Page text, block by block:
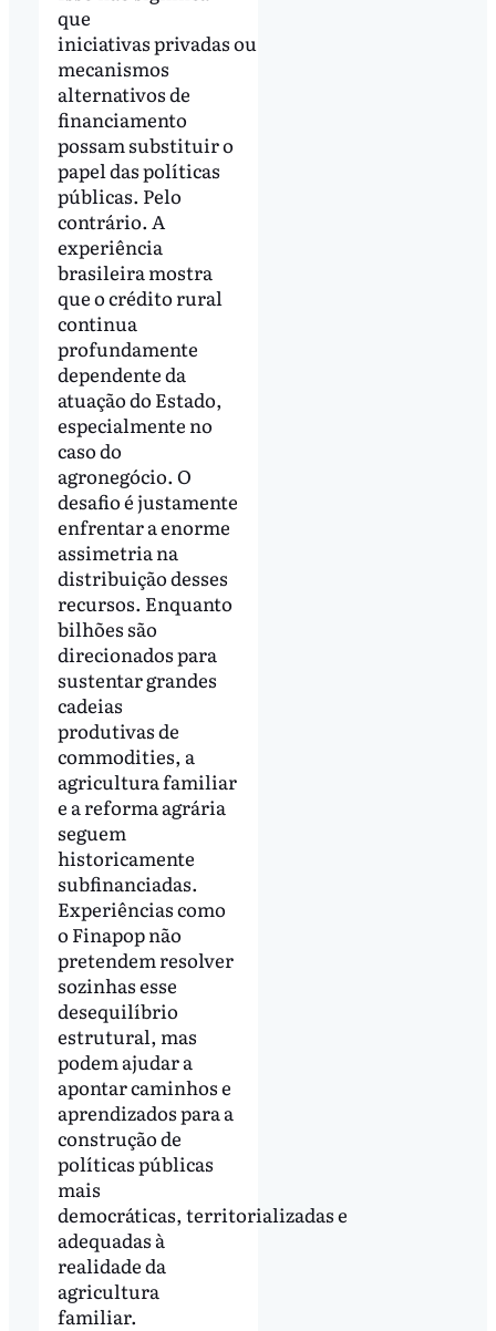
que
iniciativas privadas ou
mecanismos
alternativos de
financiamento
possam substituir o
papel das políticas
públicas. Pelo
contrário. A
experiência
brasileira mostra
que o crédito rural
continua
profundamente
dependente da
atuação do Estado,
especialmente no
caso do
agronegócio. O
desafio é justamente
enfrentar a enorme
assimetria na
distribuição desses
recursos. Enquanto
bilhões são
direcionados para
sustentar grandes
cadeias
produtivas de
commodities, a
agricultura familiar
e a reforma agrária
seguem
historicamente
subfinanciadas.
Experiências como
o Finapop não
pretendem resolver
sozinhas esse
desequilíbrio
estrutural, mas
podem ajudar a
apontar caminhos e
aprendizados para a
construção de
políticas públicas
mais
democráticas, territorializadas e
adequadas à
realidade da
agricultura
familiar.